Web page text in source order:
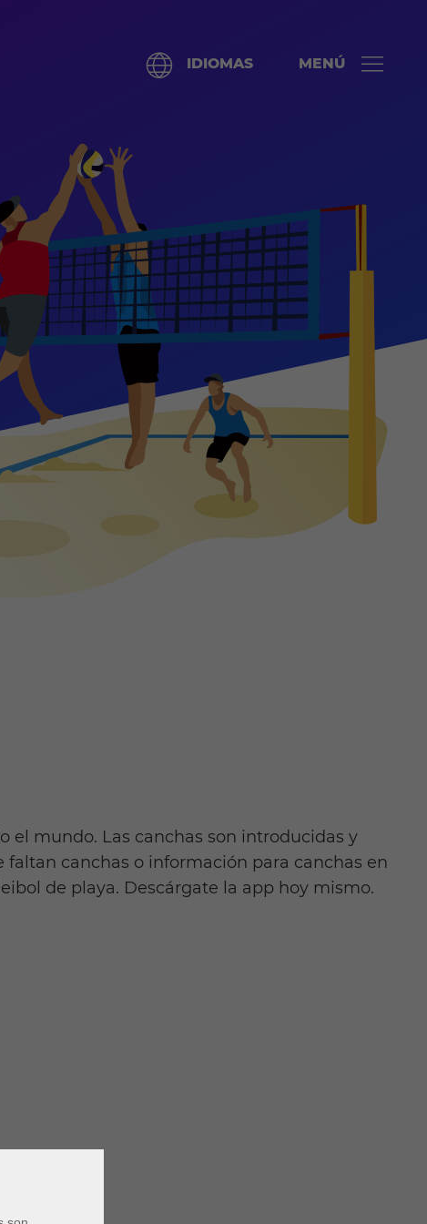
IDIOMAS MENÚ
el mundo. Las canchas son introducidas y
canchas o información para canchas en
de playa. Descárgate la app hoy mismo.